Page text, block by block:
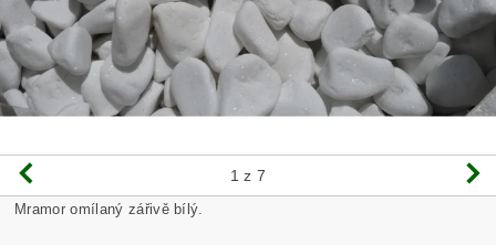
1 z 7
Mramor omílaný zářivě bílý.